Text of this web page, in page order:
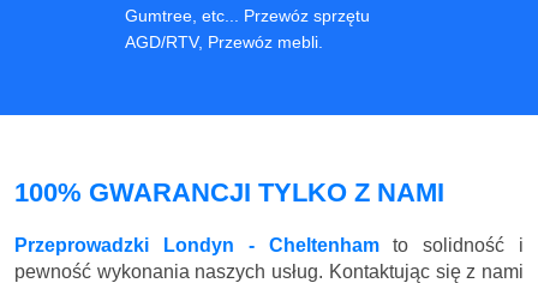
Gumtree, etc... Przewóz sprzętu
AGD/RTV, Przewóz mebli.
100% GWARANCJI TYLKO Z NAMI
Przeprowadzki Londyn - Cheltenhamto solidność i
pewność wykonania naszych usług. Kontaktując się z nami